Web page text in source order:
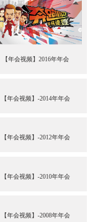
【年会视频】2016年年会
【年会视频】-2014年年会
【年会视频】-2012年年会
【年会视频】-2010年年会
【年会视频】-2008年年会